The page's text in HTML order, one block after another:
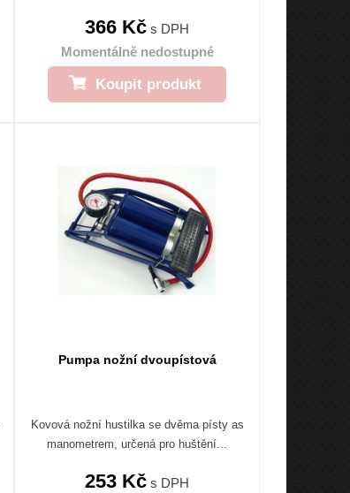
366 Kč s DPH
Momentálně nedostupné
Koupit produkt
Pumpa nožní dvoupístová
Kovová nožní hustilka se dvěma písty as
manometrem, určená pro huštění...
253 Kč s DPH